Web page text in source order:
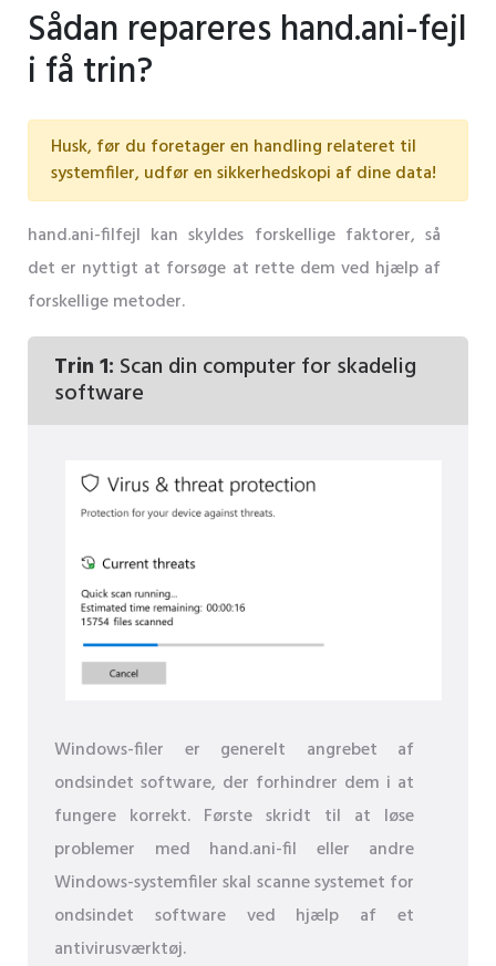
Sådan repareres hand.ani-fejl
i få trin?
Husk, før du foretager en handling relateret til
systemfiler, udfør en sikkerhedskopi af dine data!
hand.ani-filfejl kan skyldes forskellige faktorer, så
det er nyttigt at forsøge at rette dem ved hjælp af
forskellige metoder.
Trin 1: Scan din computer for skadelig
software
Windows-filer er generelt angrebet af
ondsindet software, der forhindrer dem i at
fungere korrekt. Første skridt til at løse
problemer med hand.ani-fil eller andre
Windows-systemfiler skal scanne systemet for
ondsindet software ved hjælp af et
antivirusværktøj.